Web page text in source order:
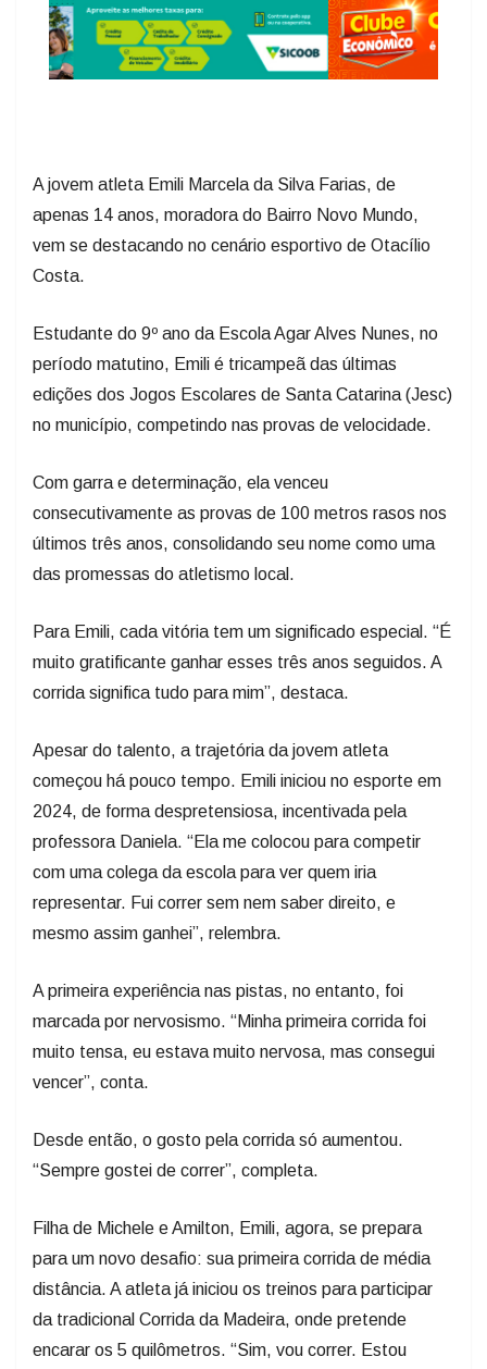
A jovem atleta Emili Marcela da Silva Farias, de
apenas 14 anos, moradora do Bairro Novo Mundo,
vem se destacando no cenário esportivo de Otacílio
Costa.
Estudante do 9º ano da Escola Agar Alves Nunes, no
período matutino, Emili é tricampeã das últimas
edições dos Jogos Escolares de Santa Catarina (Jesc)
no município, competindo nas provas de velocidade.
Com garra e determinação, ela venceu
consecutivamente as provas de 100 metros rasos nos
últimos três anos, consolidando seu nome como uma
das promessas do atletismo local.
Para Emili, cada vitória tem um significado especial. “É
muito gratificante ganhar esses três anos seguidos. A
corrida significa tudo para mim”, destaca.
Apesar do talento, a trajetória da jovem atleta
começou há pouco tempo. Emili iniciou no esporte em
2024, de forma despretensiosa, incentivada pela
professora Daniela. “Ela me colocou para competir
com uma colega da escola para ver quem iria
representar. Fui correr sem nem saber direito, e
mesmo assim ganhei”, relembra.
A primeira experiência nas pistas, no entanto, foi
marcada por nervosismo. “Minha primeira corrida foi
muito tensa, eu estava muito nervosa, mas consegui
vencer”, conta.
Desde então, o gosto pela corrida só aumentou.
“Sempre gostei de correr”, completa.
Filha de Michele e Amilton, Emili, agora, se prepara
para um novo desafio: sua primeira corrida de média
distância. A atleta já iniciou os treinos para participar
da tradicional Corrida da Madeira, onde pretende
encarar os 5 quilômetros. “Sim, vou correr. Estou